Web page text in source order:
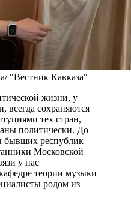
"Вестник Кавказа"
жизни, у
всегда сохраняются
тех стран,
политически. До
бывших республик
Московской
у нас
теории музыки
родом из